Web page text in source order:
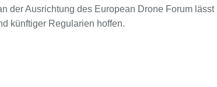
der Ausrichtung des European Drone Forum lässt
künftiger Regularien hoffen.